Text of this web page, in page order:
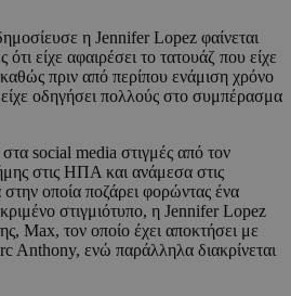
η Jennifer Lopez φαίνεται
είχε αφαιρέσει το τατουάζ που είχε
πριν από περίπου ενάμιση χρόνο
οδηγήσει πολλούς στο συμπέρασμα
social media στιγμές από τον
στις ΗΠΑ και ανάμεσα στις
οποία ποζάρει φορώντας ένα
στιγμιότυπο, η Jennifer Lopez
Max, τον οποίο έχει αποκτήσει με
Anthony, ενώ παράλληλα διακρίνεται